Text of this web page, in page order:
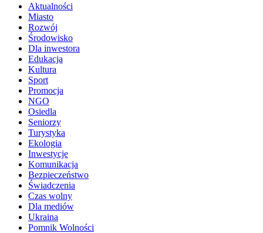
Aktualności
Miasto
Rozwój
Środowisko
Dla inwestora
Edukacja
Kultura
Sport
Promocja
NGO
Osiedla
Seniorzy
Turystyka
Ekologia
Inwestycje
Komunikacja
Bezpieczeństwo
Świadczenia
Czas wolny
Dla mediów
Ukraina
Pomnik Wolności